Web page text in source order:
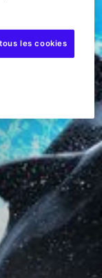
les cookies